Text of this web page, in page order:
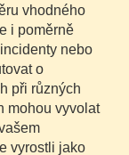
vhodného
i poměrně
nebo
o
při různých
mohou vyvolat
vyrostli jako